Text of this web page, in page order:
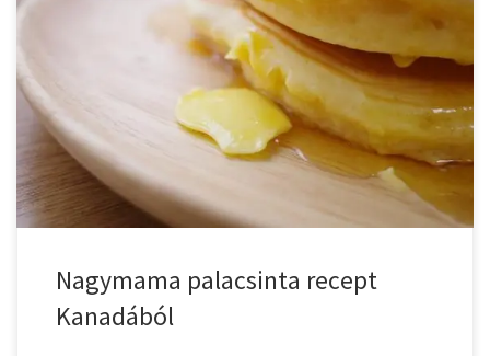
Kanadai barátunk osztotta meg velünk az eredeti kanadai
palacsinta receptjét, […]
Nagymama palacsinta recept
Kanadából